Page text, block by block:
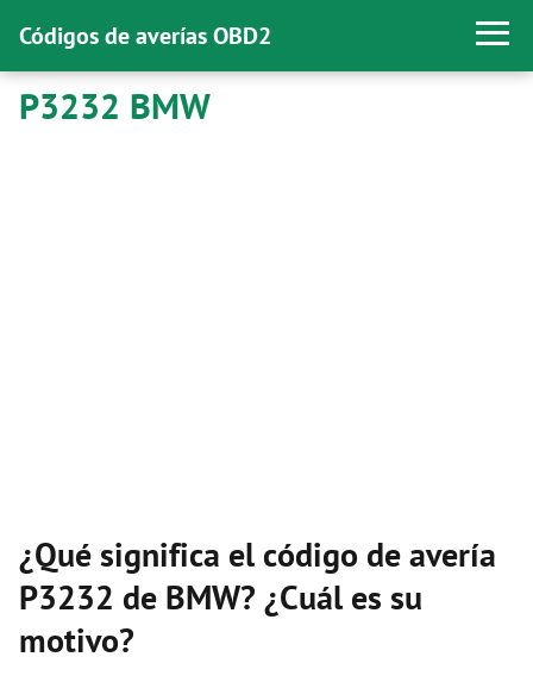
Códigos de averías OBD2
P3232 BMW
¿Qué significa el código de avería
P3232 de BMW? ¿Cuál es su
motivo?